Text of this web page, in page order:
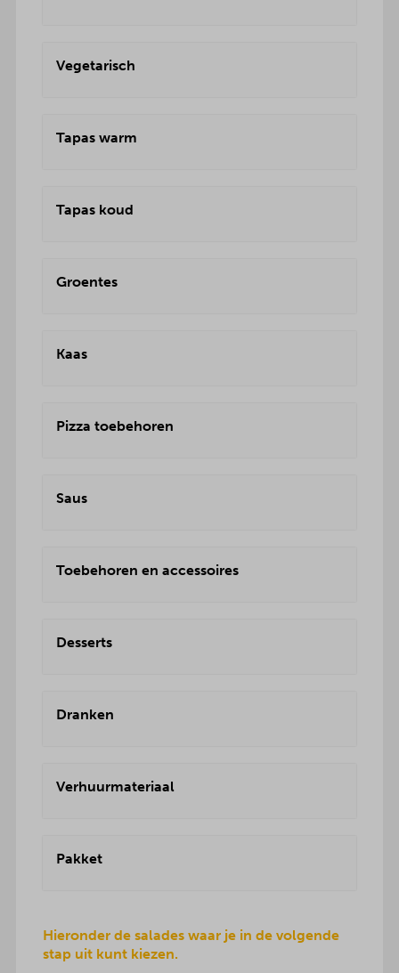
Vegetarisch
Tapas warm
Tapas koud
Groentes
Kaas
Pizza toebehoren
Saus
Toebehoren en accessoires
Desserts
Dranken
Verhuurmateriaal
Pakket
Hieronder de salades waar je in de volgende
stap uit kunt kiezen.